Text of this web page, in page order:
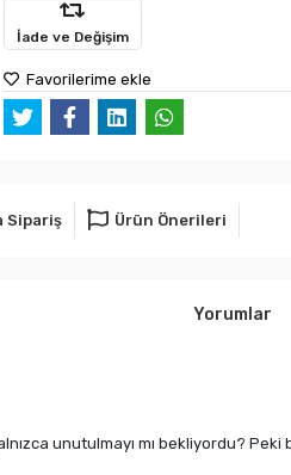
İade ve Değişim
Favorilerime ekle
Sipariş Ürün Önerileri
Yorumlar
unutulmayı mı bekliyordu? Peki